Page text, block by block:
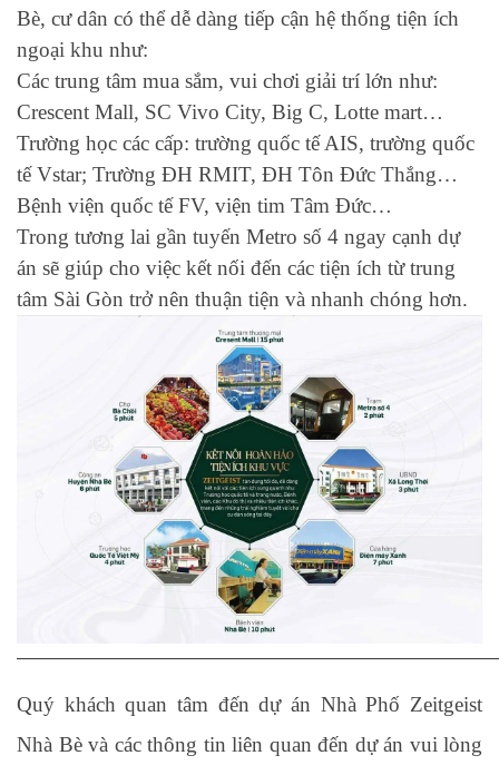
Bè, cư dân có thể dễ dàng tiếp cận hệ thống tiện ích
ngoại khu như:
Các trung tâm mua sắm, vui chơi giải trí lớn như:
Crescent Mall, SC Vivo City, Big C, Lotte mart…
Trường học các cấp: trường quốc tế AIS, trường quốc
tế Vstar; Trường ĐH RMIT, ĐH Tôn Đức Thắng…
Bệnh viện quốc tế FV, viện tim Tâm Đức…
Trong tương lai gần tuyến Metro số 4 ngay cạnh dự
án sẽ giúp cho việc kết nối đến các tiện ích từ trung
tâm Sài Gòn trở nên thuận tiện và nhanh chóng hơn.
Quý khách quan tâm đến dự án Nhà Phố Zeitgeist
Nhà Bè và các thông tin liên quan đến dự án vui lòng